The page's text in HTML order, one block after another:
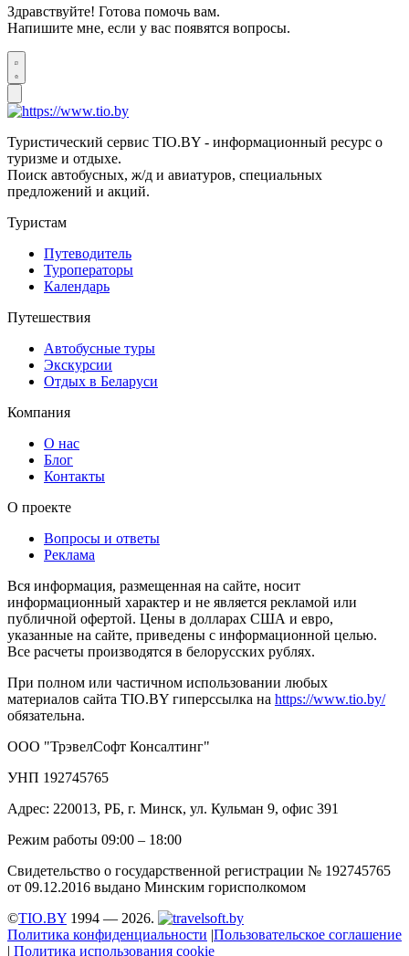
Здравствуйте! Готова помочь вам.
Напишите мне, если у вас появятся вопросы.
Туристический сервис TIO.BY - информационный ресурс о
туризме и отдыхе.
Поиск автобусных, ж/д и авиатуров, специальных
предложений и акций.
Туристам
Путеводитель
Туроператоры
Календарь
Путешествия
Автобусные туры
Экскурсии
Отдых в Беларуси
Компания
О нас
Блог
Контакты
О проекте
Вопросы и ответы
Реклама
Вся информация, размещенная на сайте, носит
информационный характер и не является рекламой или
публичной офертой. Цены в долларах США и евро,
указанные на сайте, приведены с информационной целью.
Все расчеты производятся в белорусских рублях.
При полном или частичном использовании любых
материалов сайта TIO.BY гиперссылка на https://www.tio.by/
обязательна.
ООО "ТрэвелСофт Консалтинг"
УНП 192745765
Адрес: 220013, РБ, г. Минск, ул. Кульман 9, офис 391
Режим работы 09:00 – 18:00
Свидетельство о государственной регистрации № 192745765
от 09.12.2016 выдано Минским горисполкомом
©TIO.BY 1994 — 2026.
Политика конфиденциальности |Пользовательское соглашение
| Политика использования cookie